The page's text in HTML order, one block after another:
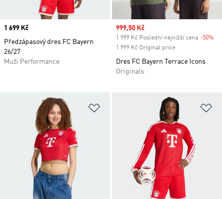
Price
1 699 Kč
Předzápasový dres FC Bayern
26/27
Muži Performance
Sale price
999,50 Kč
1 999 Kč Poslední nejnižší cena -50%
1 999 Kč Original price
Dres FC Bayern Terrace Icons
Originals
Přidat do seznamu přání